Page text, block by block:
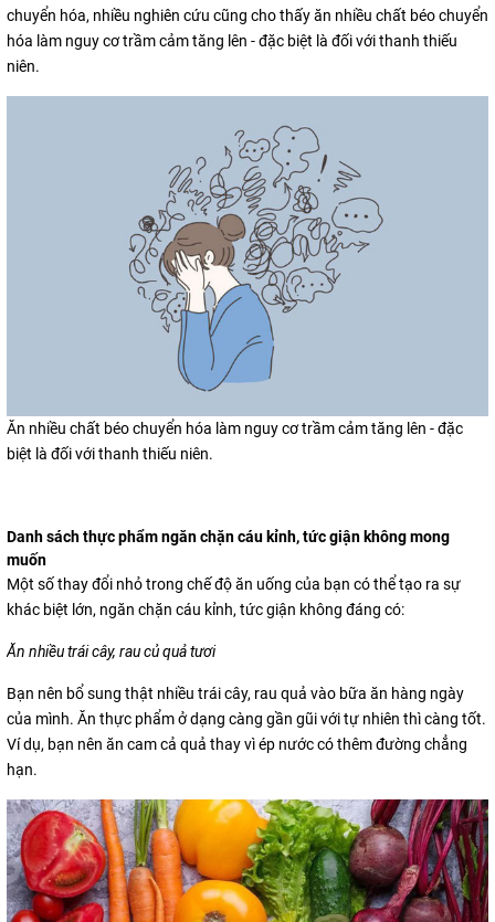
chuyển hóa, nhiều nghiên cứu cũng cho thấy ăn nhiều chất béo chuyển
hóa làm nguy cơ trầm cảm tăng lên - đặc biệt là đối với thanh thiếu
niên.
Ăn nhiều chất béo chuyển hóa làm nguy cơ trầm cảm tăng lên - đặc
biệt là đối với thanh thiếu niên.
Danh sách thực phẩm ngăn chặn cáu kỉnh, tức giận không mong
muốn
Một số thay đổi nhỏ trong chế độ ăn uống của bạn có thể tạo ra sự
khác biệt lớn, ngăn chặn cáu kỉnh, tức giận không đáng có:
Ăn nhiều trái cây, rau củ quả tươi
Bạn nên bổ sung thật nhiều trái cây, rau quả vào bữa ăn hàng ngày
của mình. Ăn thực phẩm ở dạng càng gần gũi với tự nhiên thì càng tốt.
Ví dụ, bạn nên ăn cam cả quả thay vì ép nước có thêm đường chẳng
hạn.